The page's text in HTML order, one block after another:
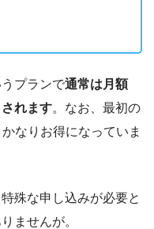
プランで通常は月額
れます。なお、最初の
なりお得になっていま
殊な申し込みが必要と
ませんが。